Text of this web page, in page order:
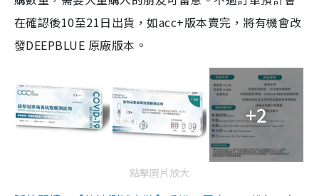
在確認後10至21日出貨，如acc+版本賣完，將有機會改
發DEEPBLUE 原廠版本。
+2
點擊圖片放大